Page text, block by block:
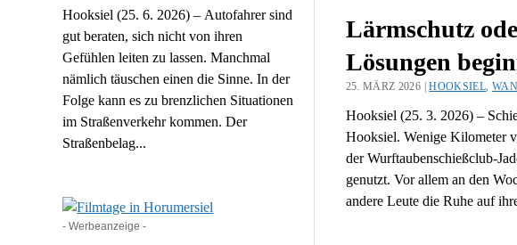
Hooksiel (25. 6. 2026) – Autofahrer sind
gut beraten, sich nicht von ihren
Gefühlen leiten zu lassen. Manchmal
nämlich täuschen einen die Sinne. In der
Folge kann es zu brenzlichen Situationen
im Straßenverkehr kommen. Der
Straßenbelag...
- Werbeanzeige -
Lärmschutz
Lösungen
25. MÄRZ 2026 |HOOKSIEL,
Hooksiel (25. 3. 2026) –
Hooksiel. Wenige Kilometer
der Wurftaubenschießclub-
genutzt. Vor allem an den
andere Leute die Ruhe auf